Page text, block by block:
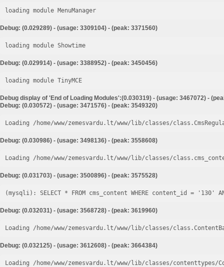
loading module MenuManager
Debug: (0.029289) - (usage: 3309104) - (peak: 3371560)
loading module Showtime
Debug: (0.029914) - (usage: 3388952) - (peak: 3450456)
loading module TinyMCE
Debug display of 'End of Loading Modules':(0.030319) - (usage: 3467072) -
Debug: (0.030572) - (usage: 3471576) - (peak: 3549320)
Loading /home/www/zemesvardu.lt/www/lib/classes/
Debug: (0.030986) - (usage: 3498136) - (peak: 3558608)
Loading /home/www/zemesvardu.lt/www/lib/classes/
Debug: (0.031703) - (usage: 3500896) - (peak: 3575528)
Debug: (0.032031) - (usage: 3568728) - (peak: 3619960)
Loading /home/www/zemesvardu.lt/www/lib/classes/
Debug: (0.032125) - (usage: 3612608) - (peak: 3664384)
Loading /home/www/zemesvardu.lt/www/lib/classes/